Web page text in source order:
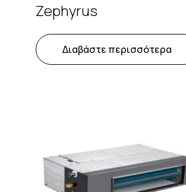
Zephyrus
Διαβάστε περισσότερα